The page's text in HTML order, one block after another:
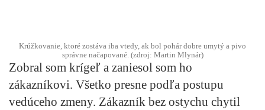
Krúžkovanie, ktoré zostáva iba vtedy, ak bol pohár dobre umytý a pivo
správne načapované. (zdroj: Martin Mlynár)
Zobral som krígeľ a zaniesol som ho
zákazníkovi. Všetko presne podľa postupu
vedúceho zmeny. Zákazník bez ostychu chytil